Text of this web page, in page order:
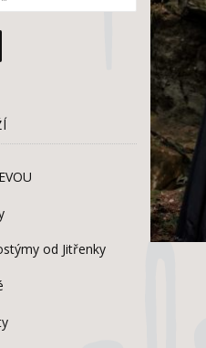
od Jitřenky